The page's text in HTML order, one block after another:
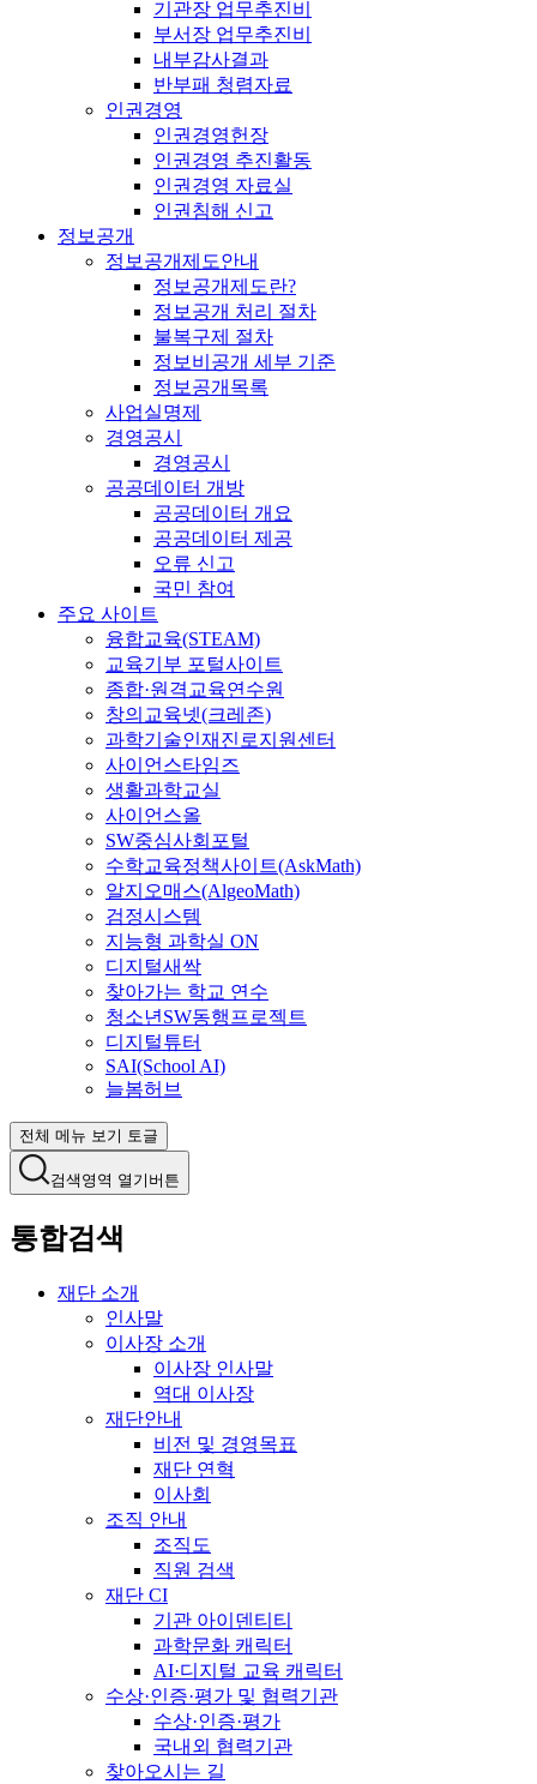
기관장 업무추진비
부서장 업무추진비
내부감사결과
반부패 청렴자료
인권경영
인권경영헌장
인권경영 추진활동
인권경영 자료실
인권침해 신고
정보공개
정보공개제도안내
정보공개제도란?
정보공개 처리 절차
불복구제 절차
정보비공개 세부 기준
정보공개목록
사업실명제
경영공시
경영공시
공공데이터 개방
공공데이터 개요
공공데이터 제공
오류 신고
국민 참여
주요 사이트
융합교육(STEAM)
교육기부 포털사이트
종합·원격교육연수원
창의교육넷(크레존)
과학기술인재진로지원센터
사이언스타임즈
생활과학교실
사이언스올
SW중심사회포털
수학교육정책사이트(AskMath)
알지오매스(AlgeoMath)
검정시스템
지능형 과학실 ON
디지털새싹
찾아가는 학교 연수
청소년SW동행프로젝트
디지털튜터
SAI(School AI)
늘봄허브
전체 메뉴 보기 토글
검색영역 열기버튼
통합검색
재단 소개
인사말
이사장 소개
이사장 인사말
역대 이사장
재단안내
비전 및 경영목표
재단 연혁
이사회
조직 안내
조직도
직원 검색
재단 CI
기관 아이덴티티
과학문화 캐릭터
AI·디지털 교육 캐릭터
수상·인증·평가 및 협력기관
수상·인증·평가
국내외 협력기관
찾아오시는 길